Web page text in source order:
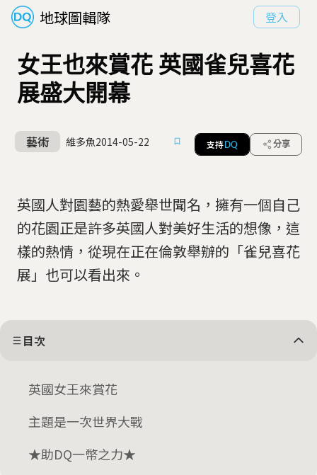
地球圖輯隊 登入
女王也來賞花 英國雀兒喜花
展盛大開幕
藝術 維多魚2014-05-22 支持 DQ 分享
英國人對園藝的熱愛舉世聞名，擁有一個自己
的花園正是許多英國人對美好生活的想像，這
樣的熱情，從現在正在倫敦舉辦的「雀兒喜花
展」也可以看出來。
目次
英國女王來賞花
主題是一次世界大戰
★助DQ一幣之力★